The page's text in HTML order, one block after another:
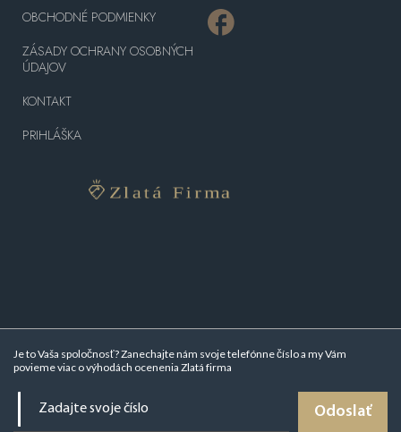
Je to Vaša spoločnosť? Zanechajte nám svoje telefónne číslo a my Vám
povieme viac ovýhodách ocenenia Zlatá firma
Odoslať
OBCHODNÉ PODMIENKY
ZÁSADY OCHRANY OSOBNÝCH
ÚDAJOV
KONTAKT
PRIHLÁŠKA